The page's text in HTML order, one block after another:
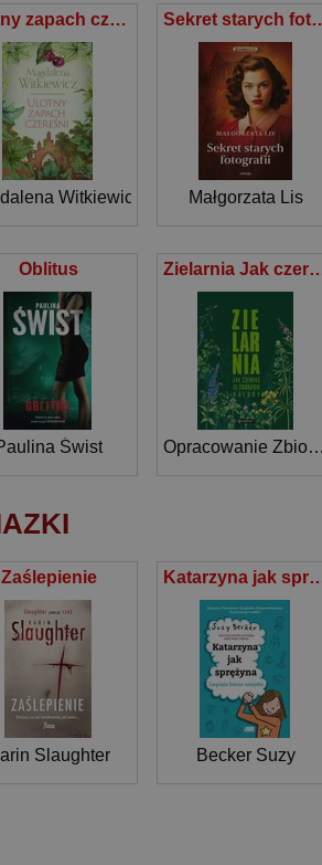
Ulotny zapach czereśni
Witkiewicz
Sekret
Małgorzata Lis
Oblitus
Świst
Zielarnia Jak czerpać ze
Opracowanie Zbiorowe
Zaślepienie
Slaughter
Katarzyna jak sprężyna
Becker Suzy